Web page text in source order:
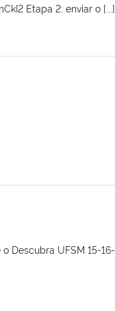
Etapa 2: enviar o [...]
Descubra UFSM 15-16-